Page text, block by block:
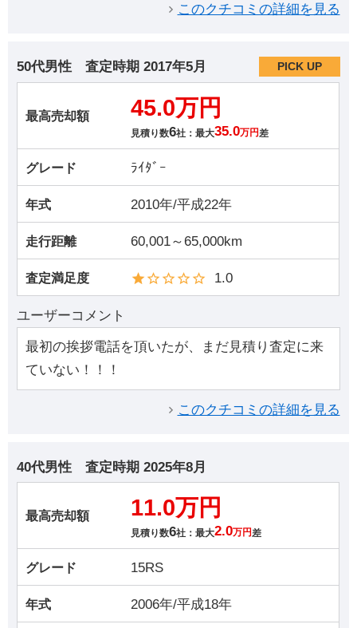
このクチコミの詳細を見る
50代男性 査定時期 2017年5月 PICK UP
最高売却額 45.0万円
見積り数6社：最大35.0万円 差
グレード ﾗｲﾀﾞｰ
年式 2010年/平成22年
走行距離 60,001～65,000km
査定満足度 1.0
ユーザーコメント
最初の挨拶電話を頂いたが、まだ見積り査定に来
ていない！！！
このクチコミの詳細を見る
40代男性 査定時期 2025年8月
最高売却額 11.0万円
見積り数6社：最大2.0万円差
グレード 15RS
年式 2006年/平成18年